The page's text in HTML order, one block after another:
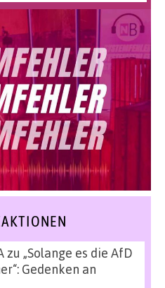
zu „Solange es die AfD
Gedenken an